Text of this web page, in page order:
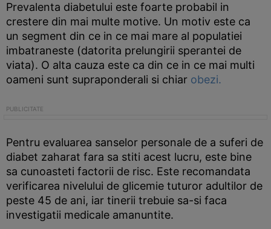
Prevalenta diabetului este foarte probabil in
crestere din mai multe motive. Un motiv este ca
un segment din ce in ce mai mare al populatiei
imbatraneste (datorita prelungirii sperantei de
viata). O alta cauza este ca din ce in ce mai multi
oameni sunt supraponderali si chiar obezi.
Pentru evaluarea sanselor personale de a suferi de
diabet zaharat fara sa stiti acest lucru, este bine
sa cunoasteti factorii de risc. Este recomandata
verificarea nivelului de glicemie tuturor adultilor de
peste 45 de ani, iar tinerii trebuie sa-si faca
investigatii medicale amanuntite.